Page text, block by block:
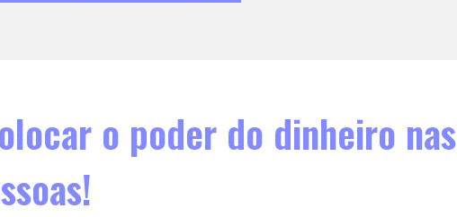
o poder do dinheiro nas